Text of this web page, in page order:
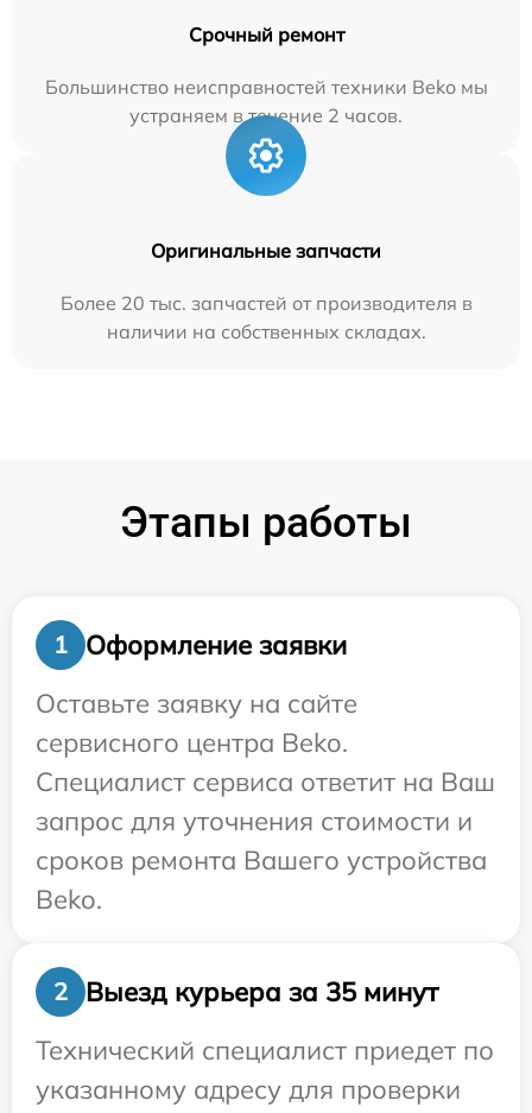
Срочный ремонт
Большинство неисправностей техники Beko мы
устраняем в течение 2 часов.
Оригинальные запчасти
Более 20 тыс. запчастей от производителя в
наличии на собственных складах.
Этапы работы
1
Оформление заявки
Оставьте заявку на сайте
сервисного центра Beko.
Специалист сервиса ответит на Ваш
запрос для уточнения стоимости и
сроков ремонта Вашего устройства
Beko.
2
Выезд курьера за 35 минут
Технический специалист приедет по
указанному адресу для проверки